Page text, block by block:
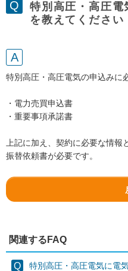
特別高圧・高圧電
を教えてください
特別高圧・高圧電気の申込みに
・電力売買申込書
・重要事項承諾書
上記に加え、契約に必要な情報
振替依頼書が必要です。
関連するFAQ
特別高圧・高圧電気に電